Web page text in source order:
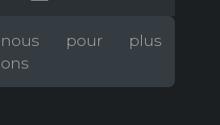
nous pour plus